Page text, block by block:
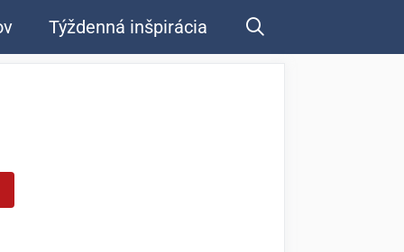
Týždenná inšpirácia